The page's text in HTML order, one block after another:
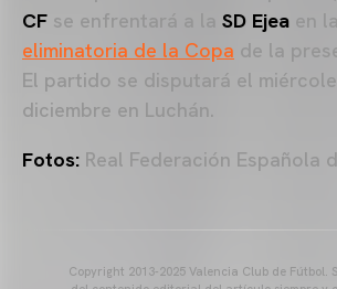
CF se enfrentará a la SD Ejea en la
eliminatoria de la Copa de la
El partido se disputará el
diciembre en Luchán.
Fotos: Real Federación Española
Copyright 2013-2025 Valencia Club de Fútbol.